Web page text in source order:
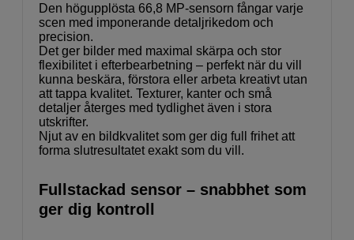
Den högupplösta 66,8 MP-sensorn fångar varje
scen med imponerande detaljrikedom och
precision.
Det ger bilder med maximal skärpa och stor
flexibilitet i efterbearbetning – perfekt när du vill
kunna beskära, förstora eller arbeta kreativt utan
att tappa kvalitet. Texturer, kanter och små
detaljer återges med tydlighet även i stora
utskrifter.
Njut av en bildkvalitet som ger dig full frihet att
forma slutresultatet exakt som du vill.
Fullstackad sensor – snabbhet som
ger dig kontroll